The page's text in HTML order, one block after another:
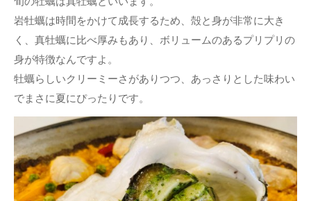
岩牡蠣は時間をかけて成長するため、殻と身が非常に大き
く、真牡蠣に比べ厚みもあり、ボリュームのあるプリプリの
身が特徴なんですよ。
牡蠣らしいクリーミーさがありつつ、あっさりとした味わい
でまさに夏にぴったりです。